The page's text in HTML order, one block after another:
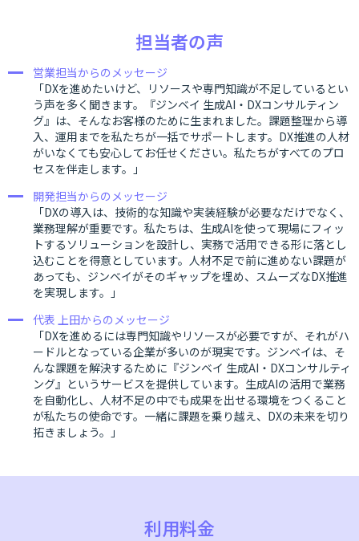
担当者の声
営業担当からのメッセージ
「DXを進めたいけど、リソースや専門知識が不足しているとい
う声を多く聞きます。『ジンベイ 生成AI・DXコンサルティン
グ』は、そんなお客様のために生まれました。課題整理から導
入、運用までを私たちが一括でサポートします。DX推進の人材
がいなくても安心してお任せください。私たちがすべてのプロ
セスを伴走します。」
開発担当からのメッセージ
「DXの導入は、技術的な知識や実装経験が必要なだけでなく、
業務理解が重要です。私たちは、生成AIを使って現場にフィッ
トするソリューションを設計し、実務で活用できる形に落とし
込むことを得意としています。人材不足で前に進めない課題が
あっても、ジンベイがそのギャップを埋め、スムーズなDX推進
を実現します。」
代表 上田からのメッセージ
「DXを進めるには専門知識やリソースが必要ですが、それがハ
ードルとなっている企業が多いのが現実です。ジンベイは、そ
んな課題を解決するために『ジンベイ 生成AI・DXコンサルティ
ング』というサービスを提供しています。生成AIの活用で業務
を自動化し、人材不足の中でも成果を出せる環境をつくること
が私たちの使命です。一緒に課題を乗り越え、DXの未来を切り
拓きましょう。」
利用料金